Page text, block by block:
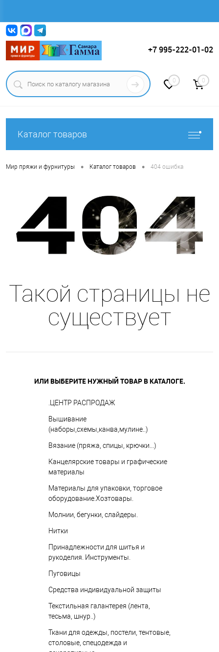
+7 995-222-01-02
0 0
Каталог товаров
Мир пряжи и фурнитуры • Каталог товаров • 404 ошибка
Такой страницы не
существует
ИЛИ ВЫБЕРИТЕ НУЖНЫЙ ТОВАР В КАТАЛОГЕ.
.ЦЕНТР РАСПРОДАЖ
Вышивание
(наборы,схемы,канва,мулине..)
Вязание (пряжа, спицы, крючки...)
Канцелярские товары и графические
материалы
Материалы для упаковки, торговое
оборудование.Хозтовары.
Молнии, бегунки, слайдеры.
Нитки
Принадлежности для шитья и
рукоделия. Инструменты.
Пуговицы
Средства индивидуальной защиты
Текстильная галантерея (лента,
тесьма, шнур..)
Ткани для одежды, постели, тентовые,
столовые, спецодежда и